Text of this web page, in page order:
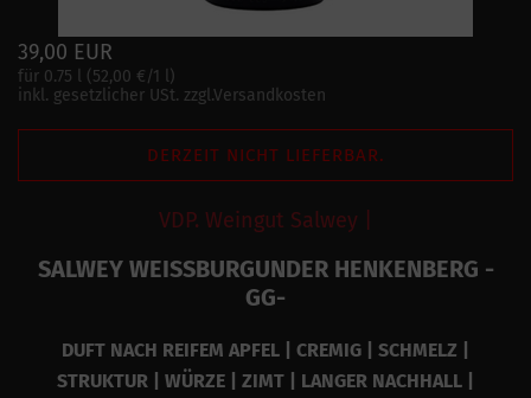
39,00 EUR
für 0.75 l (52,00 €/1 l)
inkl. gesetzlicher USt. zzgl.Versandkosten
DERZEIT NICHT LIEFERBAR.
VDP. Weingut Salwey |
SALWEY WEISSBURGUNDER HENKENBERG -
GG-
DUFT NACH REIFEM APFEL | CREMIG | SCHMELZ |
STRUKTUR | WÜRZE | ZIMT | LANGER NACHHALL |